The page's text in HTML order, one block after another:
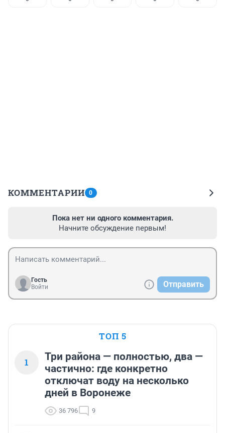
КОММЕНТАРИИ 0
Пока нет ни одного комментария.
Начните обсуждение первым!
Гость
Войти
Отправить
ТОП 5
1
Три района — полностью, два —
частично: где конкретно
отключат воду на несколько
дней в Воронеже
36 796 9